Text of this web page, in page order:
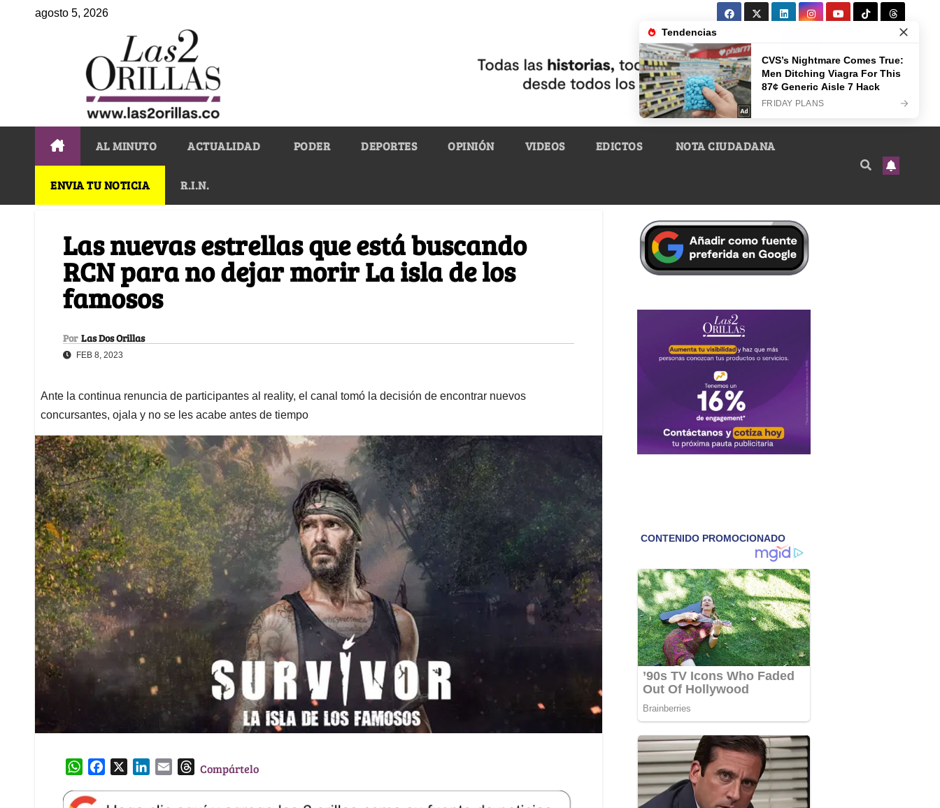
agosto 5, 2026
AL MINUTO ACTUALIDAD PODER DEPORTES OPINIÓN VIDEOS EDICTOS NOTA CIUDADANA
ENVIA TU NOTICIA R.I.N.
Las nuevas estrellas que está buscando
RCN para no dejar morir La isla de los
famosos
Por Las Dos Orillas
FEB 8, 2023
Ante la continua renuncia de participantes al reality, el canal tomó la decisión de encontrar nuevos
concursantes, ojala y no se les acabe antes de tiempo
W
a
TCompártelo